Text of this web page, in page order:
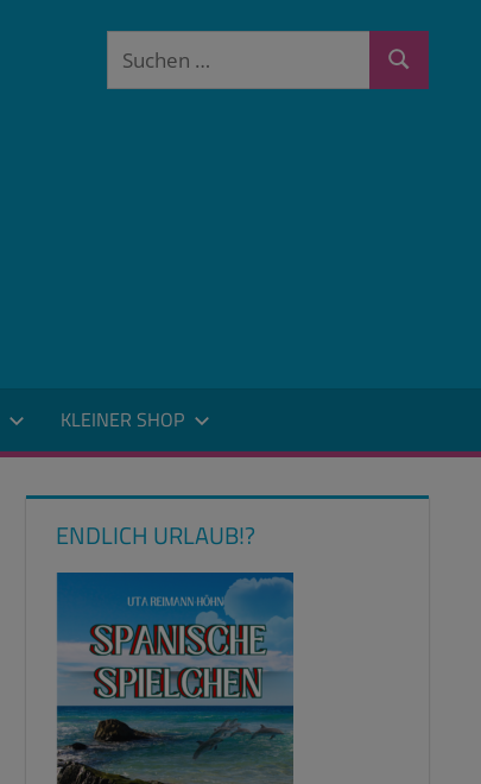
Suchen
Suchen
KLEINER SHOP
ENDLICH URLAUB!?